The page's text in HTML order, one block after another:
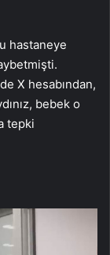
hastaneye
X hesabından,
bebek o
tepki